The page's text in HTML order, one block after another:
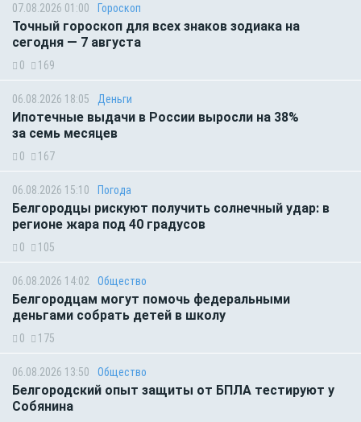
07.08.2026 01:00 Гороскоп
Точный гороскоп для всех знаков зодиака на
сегодня — 7 августа
0 169
06.08.2026 18:05 Деньги
Ипотечные выдачи в России выросли на 38%
за семь месяцев
0 167
06.08.2026 15:10 Погода
Белгородцы рискуют получить солнечный удар: в
регионе жара под 40 градусов
0 105
06.08.2026 14:02 Общество
Белгородцам могут помочь федеральными
деньгами собрать детей в школу
0 175
06.08.2026 13:50 Общество
Белгородский опыт защиты от БПЛА тестируют у
Собянина